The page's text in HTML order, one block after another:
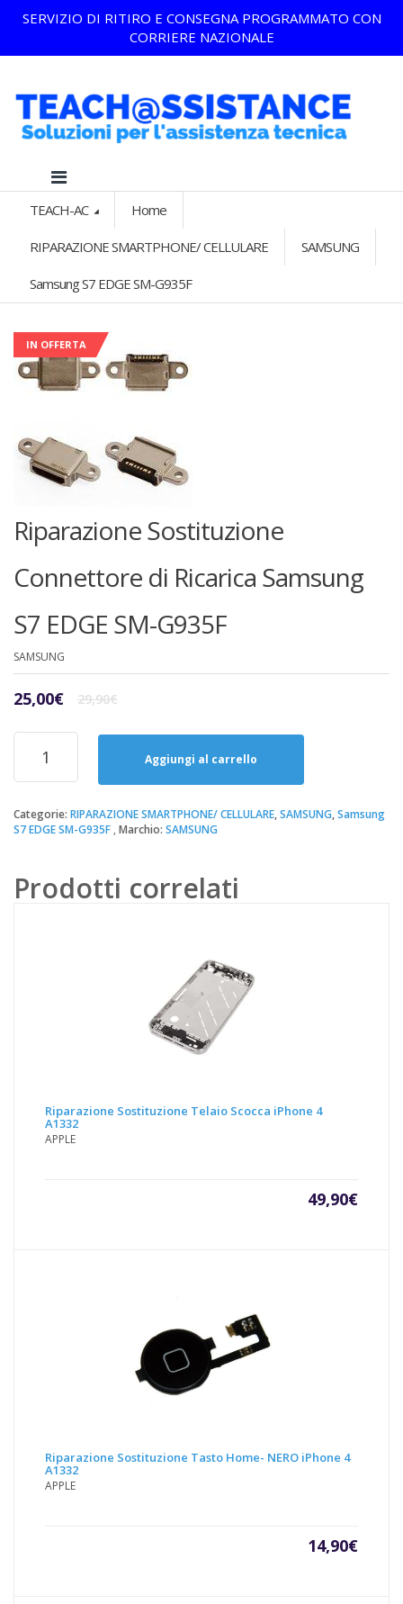
SERVIZIO DI RITIRO E CONSEGNA PROGRAMMATO CON
CORRIERE NAZIONALE
TEACH-AC Home
RIPARAZIONE SMARTPHONE/ CELLULARE SAMSUNG
Samsung S7 EDGE SM-G935F
IN OFFERTA
Riparazione Sostituzione
Connettore di Ricarica Samsung
S7 EDGE SM-G935F
SAMSUNG
29,90€Il
originale
29,90€.
25,00€
Il
attuale
25,00€.
Riparazione
Sostituzione
Connettore
Ricarica
Samsung
SM-
Aggiungi al carrello
Categorie: RIPARAZIONE SMARTPHONE/ CELLULARE,SAMSUNG,Samsung
S7 EDGE SM-G935F Marchio: SAMSUNG
Prodotti correlati
Riparazione Sostituzione Telaio Scocca iPhone 4
A1332
APPLE
49,90€
Riparazione Sostituzione Tasto Home- NERO iPhone 4
A1332
APPLE
14,90€